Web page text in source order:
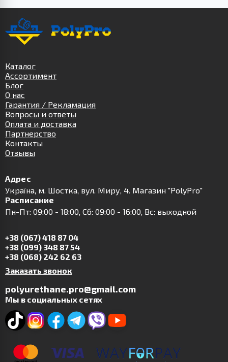
Каталог
Ассортимент
Блог
О нас
Гарантия / Рекламация
Вопросы и ответы
Оплата и доставка
Партнерство
Контакты
Отзывы
Адрес
Українa, м. Шостка, вул. Миру, 4. Магазин "PolyPro"
Расписание
Пн-Пт: 09:00 - 18:00, Сб: 09:00 - 16:00, Вс: выходной
+38 (067) 418 87 04
+38 (099) 348 87 54
+38 (068) 242 62 63
Заказать звонок
polyurethane.pro@gmail.com
Мы в социальных сетях